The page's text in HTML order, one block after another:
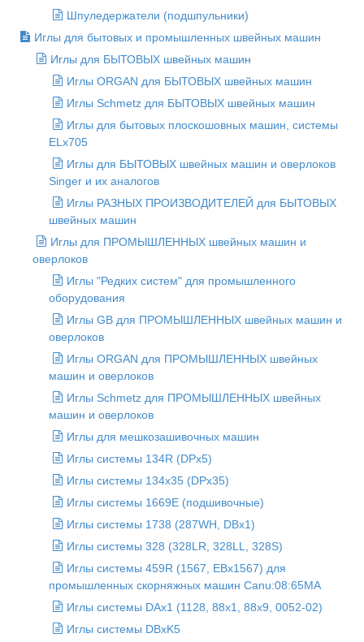
Шпуледержатели (подшпульники)
Иглы для бытовых и промышленных швейных машин
Иглы для БЫТОВЫХ швейных машин
Иглы ORGAN для БЫТОВЫХ швейных машин
Иглы Schmetz для БЫТОВЫХ швейных машин
Иглы для бытовых плоскошовных машин, системы
ELx705
Иглы для БЫТОВЫХ швейных машин и оверлоков
Singer и их аналогов
Иглы РАЗНЫХ ПРОИЗВОДИТЕЛЕЙ для БЫТОВЫХ
швейных машин
Иглы для ПРОМЫШЛЕННЫХ швейных машин и
оверлоков
Иглы "Редких систем" для промышленного
оборудования
Иглы GB для ПРОМЫШЛЕННЫХ швейных машин и
оверлоков
Иглы ORGAN для ПРОМЫШЛЕННЫХ швейных
машин и оверлоков
Иглы Schmetz для ПРОМЫШЛЕННЫХ швейных
машин и оверлоков
Иглы для мешкозашивочных машин
Иглы системы 134R (DPx5)
Иглы системы 134x35 (DPx35)
Иглы системы 1669E (подшивочные)
Иглы системы 1738 (287WH, DBx1)
Иглы системы 328 (328LR, 328LL, 328S)
Иглы системы 459R (1567, EBx1567) для
промышленных скорняжных машин Canu:08:65MA
Иглы системы DAx1 (1128, 88x1, 88x9, 0052-02)
Иглы системы DBxK5